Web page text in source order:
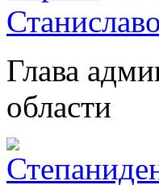
Глава
области